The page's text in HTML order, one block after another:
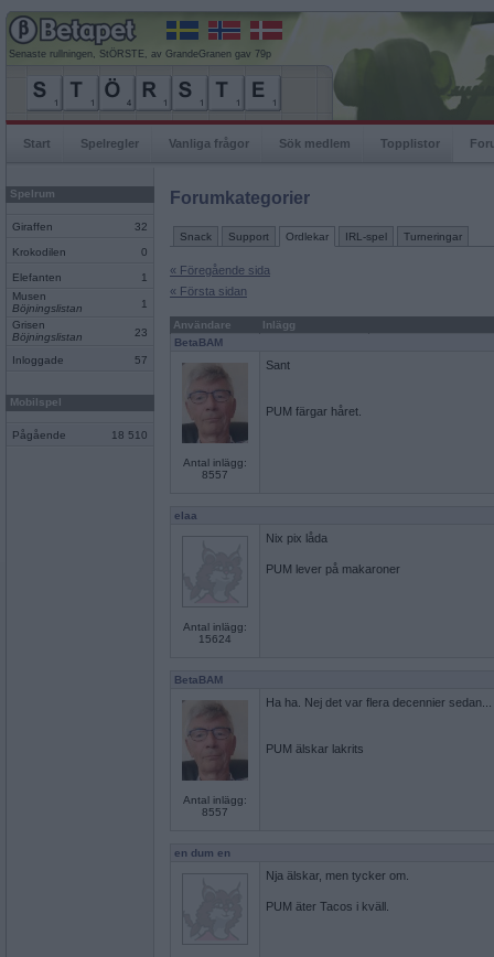
Senaste rullningen, StÖRSTE, av GrandeGranen gav 79p
Start Spelregler Vanliga frågor Sök medlem Topplistor
Spelrum
Giraffen 32
Krokodilen 0
Elefanten
1
Musen
Böjningslistan
1
Grisen
Böjningslistan
23
Inloggade 57
Mobilspel
Pågående 18 510
Forumkategorier
Snack Support Ordlekar IRL-spel Turneringar
« Föregående sida
« Första sidan
Användare
Inlägg
BetaBAM
Antal inlägg:
8557
Sant
PUM färgar håret.
elaa
Antal inlägg:
15624
Nix pix låda
PUM lever på makaroner
BetaBAM
Antal inlägg:
8557
Ha ha. Nej det var flera decennier sedan...
PUM älskar lakrits
en dum en
Nja älskar, men tycker om.
PUM äter Tacos i kväll.